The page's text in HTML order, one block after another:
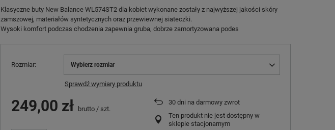
Klasyczne buty New Balance WL574ST2 dla kobiet wykonane zostały z najwyższej jakości skóry
zamszowej, materiałów syntetycznych oraz przewiewnej siateczki.
Wysoki komfort podczas chodzenia zapewnia gruba, dobrze zamortyzowana podes
Rozmiar Wybierz rozmiar
Sprawdź wymiary produktu
249,00 zł brutto / szt.
30 dni na darmowy zwrot
Ten produkt nie jest dostępny w
sklepie stacjonarnym